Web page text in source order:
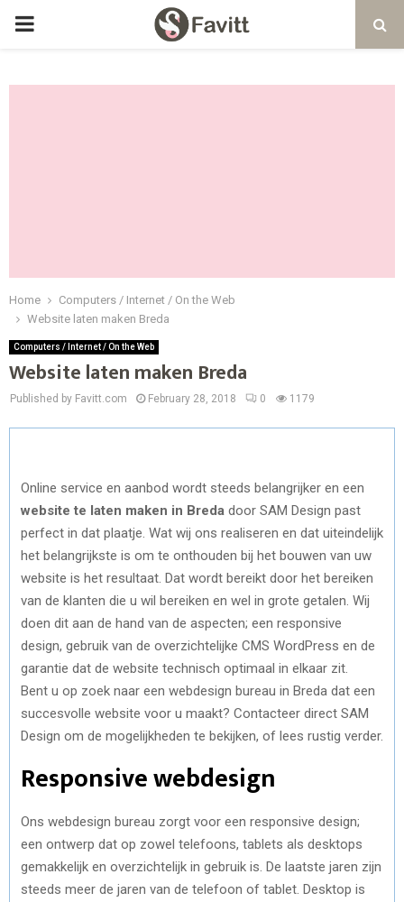
PRIMARY
Home
Computers / Internet / On the Web
Website laten maken Breda
Computers / Internet / On the Web
Website laten maken Breda
Published by Favitt.com February 28, 2018 0 1179
Online service en aanbod wordt steeds belangrijker en een
website te laten maken in Breda door SAM Design past
perfect in dat plaatje. Wat wij ons realiseren en dat uiteindelijk
het belangrijkste is om te onthouden bij het bouwen van uw
website is het resultaat. Dat wordt bereikt door het bereiken
van de klanten die u wil bereiken en wel in grote getalen. Wij
doen dit aan de hand van de aspecten; een responsive
design, gebruik van de overzichtelijke CMS WordPress en de
garantie dat de website technisch optimaal in elkaar zit.
Bent u op zoek naar een webdesign bureau in Breda dat een
succesvolle website voor u maakt? Contacteer direct SAM
Design om de mogelijkheden te bekijken, of lees rustig verder.
Responsive webdesign
Ons webdesign bureau zorgt voor een responsive design;
een ontwerp dat op zowel telefoons, tablets als desktops
gemakkelijk en overzichtelijk in gebruik is. De laatste jaren zijn
steeds meer de jaren van de telefoon of tablet. Desktop is